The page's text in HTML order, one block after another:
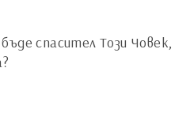
спасител Този Човек,